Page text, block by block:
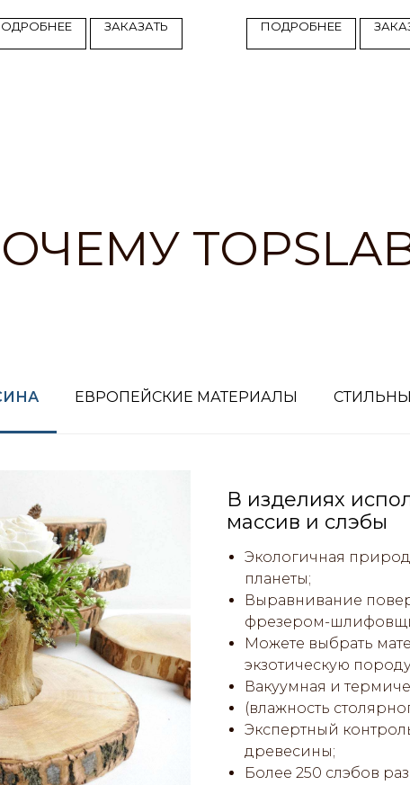
ЗАКАЗАТЬ ПОДРОБНЕЕ
ЕВРОПЕЙСКИЕ МАТЕРИАЛЫ
В изделиях
массив и слэбы
Экологичная
планеты;
Выравнивание
фрезером-
Можете выбрать
экзотическую
Вакуумная и
(влажность
Экспертный
древесины;
Более 250 слэбов